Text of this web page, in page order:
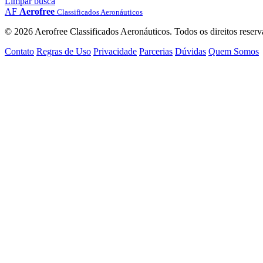
AF Aerofree Classificados Aeronáuticos
© 2026 Aerofree Classificados Aeronáuticos. Todos os direitos
Contato Regras de Uso Privacidade Parcerias Dúvidas Quem Somos